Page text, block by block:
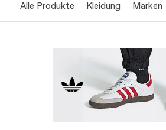
Alle Produkte Kleidung Marken